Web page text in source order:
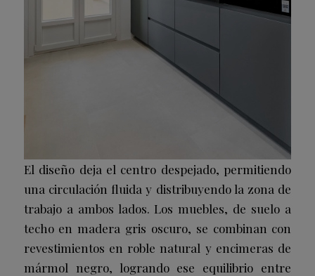
El diseño deja el centro despejado, permitiendo
una circulación fluida y distribuyendo la zona de
trabajo a ambos lados. Los muebles, de suelo a
techo en madera gris oscuro, se combinan con
revestimientos en roble natural y encimeras de
mármol negro, logrando ese equilibrio entre